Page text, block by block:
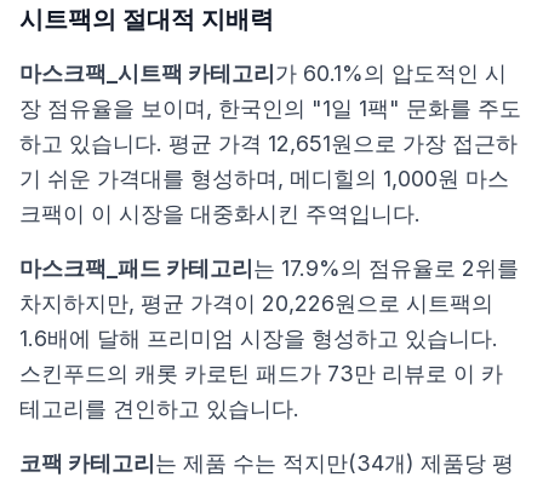
시트팩의 절대적 지배력
마스크팩_시트팩 카테고리 가 60.1%의 압도적인 시
장 점유율을 보이며, 한국인의 "1일 1팩" 문화를 주도
하고 있습니다. 평균 가격 12,651원으로 가장 접근하
기 쉬운 가격대를 형성하며, 메디힐의 1,000원 마스
크팩이 이 시장을 대중화시킨 주역입니다.
마스크팩_패드 카테고리 는 17.9%의 점유율로 2위를
차지하지만, 평균 가격이 20,226원으로 시트팩의
1.6배에 달해 프리미엄 시장을 형성하고 있습니다.
스킨푸드의 캐롯 카로틴 패드가 73만 리뷰로 이 카
테고리를 견인하고 있습니다.
코팩 카테고리 는 제품 수는 적지만(34개) 제품당 평